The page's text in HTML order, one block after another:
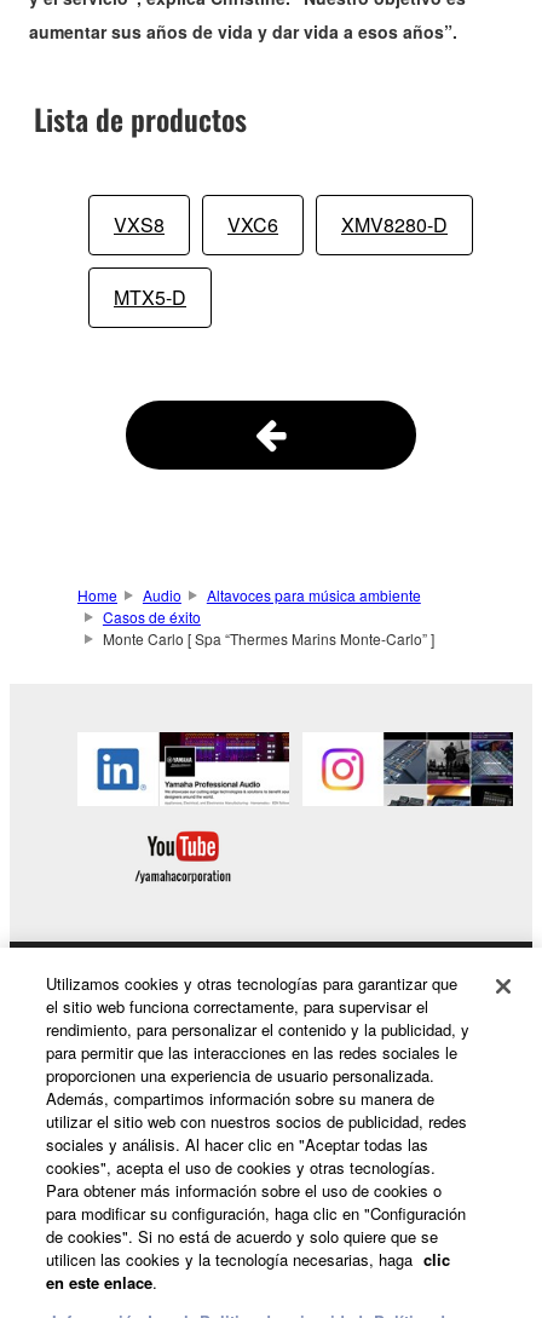
aumentar sus años de vida y dar vida a esos años”.
Lista de productos
VXS8 VXC6 XMV8280-D
MTX5-D
Home Audio
Altavoces para música ambiente
Casos de éxito
Monte Carlo [ Spa “Thermes Marins Monte-Carlo” ]
Productos y soluciones
Noticias
Acerca de Yamaha
España - Spanish
Utilizamos cookies y otras tecnologías para garantizar que
el sitio web funciona correctamente, para supervisar el
rendimiento, para personalizar el contenido y la publicidad, y
para permitir que las interacciones en las redes sociales le
proporcionen una experiencia de usuario personalizada.
Además, compartimos información sobre su manera de
utilizar el sitio web con nuestros socios de publicidad, redes
sociales y análisis. Al hacer clic en "Aceptar todas las
cookies", acepta el uso de cookies y otras tecnologías.
Para obtener más información sobre el uso de cookies o
para modificar su configuración, haga clic en "Configuración
de cookies". Si no está de acuerdo y solo quiere que se
utilicen las cookies y la tecnología necesarias, haga clic
en este enlace.